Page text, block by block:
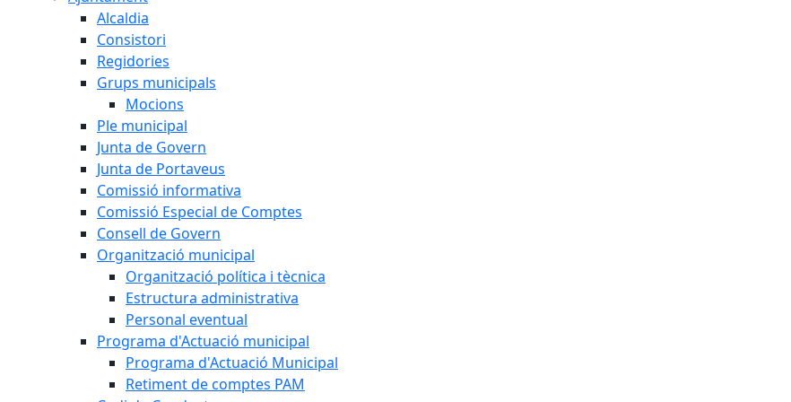
Alcaldia
Consistori
Regidories
Grups municipals
Mocions
Ple municipal
Junta de Govern
Junta de Portaveus
Comissió informativa
Comissió Especial de Comptes
Consell de Govern
Organització municipal
Organització política i tècnica
Estructura administrativa
Personal eventual
Programa d'Actuació municipal
Programa d'Actuació Municipal
Retiment de comptes PAM